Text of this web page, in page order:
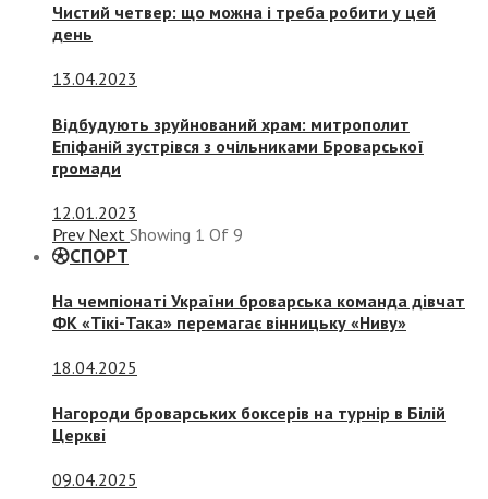
Чистий четвер: що можна і треба робити у цей
день
13.04.2023
Відбудують зруйнований храм: митрополит
Епіфаній зустрівся з очільниками Броварської
громади
12.01.2023
Prev Next Showing 1 Of 9
СПОРТ
На чемпіонаті України броварська команда дівчат
ФК «Тікі-Така» перемагає вінницьку «Ниву»
18.04.2025
Нагороди броварських боксерів на турнір в Білій
Церкві
09.04.2025